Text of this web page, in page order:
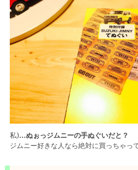
私)…ぬぉっジムニーの手ぬぐいだと？
ジムニー好きな人なら絶対に買っちゃっ